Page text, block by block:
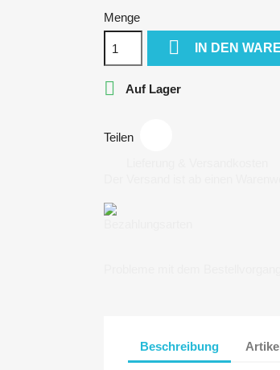
Menge
 IN DEN
 Auf Lager
Teilen
Beschreibung